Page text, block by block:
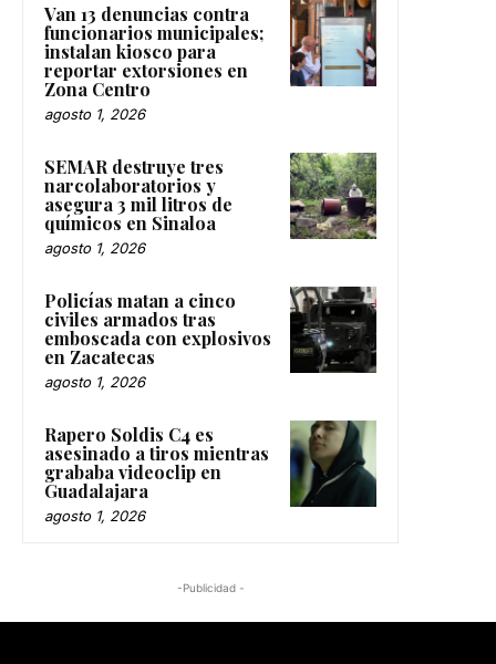
Van 13 denuncias contra
funcionarios municipales;
instalan kiosco para
reportar extorsiones en
Zona Centro
agosto 1, 2026
SEMAR destruye tres
narcolaboratorios y
asegura 3 mil litros de
químicos en Sinaloa
agosto 1, 2026
Policías matan a cinco
civiles armados tras
emboscada con explosivos
en Zacatecas
agosto 1, 2026
Rapero Soldis C4 es
asesinado a tiros mientras
grababa videoclip en
Guadalajara
agosto 1, 2026
-Publicidad -